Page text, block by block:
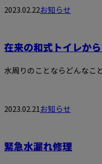
2023.02.22お知らせ
在来の和式トイレか
水周りのことならどんなこ
2023.02.21お知らせ
緊急水漏れ修理